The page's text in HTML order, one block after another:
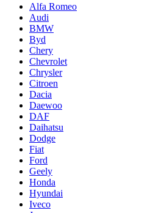
Alfa Romeo
Audi
BMW
Byd
Chery
Chevrolet
Chrysler
Citroen
Dacia
Daewoo
DAF
Daihatsu
Dodge
Fiat
Ford
Geely
Honda
Hyundai
Iveco